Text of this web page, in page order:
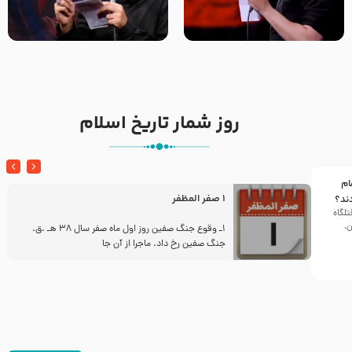
تک ، عبّاس، صاحب دل‌هاست –
حاج حنیف طاهری – عزاداری شب
من غلام نوکراتم من عاشق
کربلاتم – شور زمینه – شب هفتم
روز شمار تاریخ اسلام
1 صفر المظفر
1ـ وقوع جنگ صفین روز اول ماه صفر سال 38 هـ .ق.
جنگ صفین رخ داد. ماجرا از آن جا